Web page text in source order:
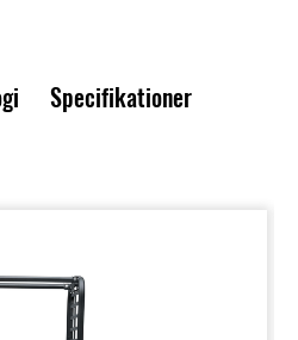
Specifikationer